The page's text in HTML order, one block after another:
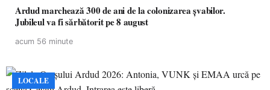
Ardud marchează 300 de ani de la colonizarea șvabilor.
Jubileul va fi sărbătorit pe 8 august
acum 56 minute
LOCALE